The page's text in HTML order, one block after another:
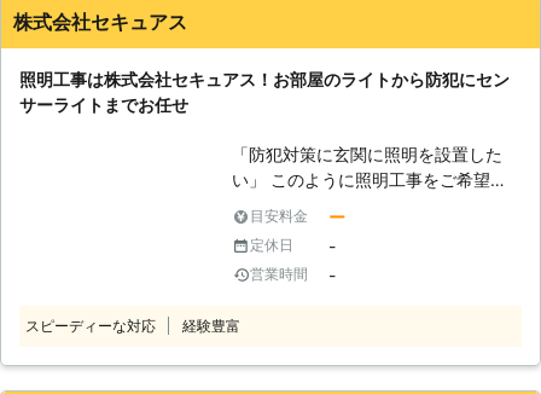
株式会社セキュアス
照明工事は株式会社セキュアス！お部屋のライトから防犯にセン
サーライトまでお任せ
「防犯対策に玄関に照明を設置した
い」 このように照明工事をご希望で
したら株式会社セキュアスにお任せく
ださい。セキュアスは愛知県名古屋市
に拠点を置く電気工事業者です。ホー
ムセキュリティを得意としていること
明の設置から、通常のお部屋の照明の
目安料金 ー
定休日 -
営業時間 -
スピーディーな対応 経験豊富